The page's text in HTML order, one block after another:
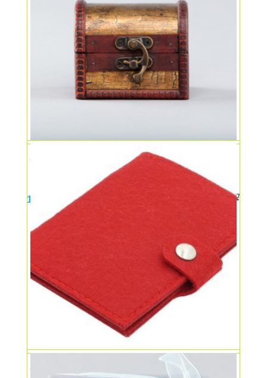
Cufar lemn bronz mic
12,00
Copertă pașaport